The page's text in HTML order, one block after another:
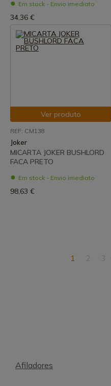
Em stock - Envio imediato
34,36 €
Ver produto
REF: CM138
Joker
MICARTA JOKER BUSHLORD
FACA PRETO
Em stock - Envio imediato
98,63 €
1 2 3
Afiladores